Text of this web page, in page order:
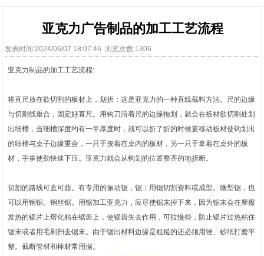
亚克力广告制品的加工工艺流程
发表时间:2024/06/07 18:07:46 浏览次数:1306
亚克力制品的加工工艺流程:
将直尺放在欲切割的板材上，划折：这是亚克力的一种直线截料方法。尺的边缘
与切割线重合，固定好直尺。用钩刀沿着尺的边缘拖划，就会在板材欲切割处划
出细槽，当细槽深度约有一半厚度时，就可以折了折的时候要移动板材使钩划出
的细槽与桌子边缘重合，一只手按着在桌内的板材，另一只手拿着在桌外的板
材，手掌使劲快速下压。亚克力就会从钩划的位置整齐的地折断。
切割的路线可直可曲。有专用的振动锯，锯：用锯切割资料或成型。微型锯，也
可以用钢锯、钢丝锯。用锯加工亚克力，应尽使锯末掉下来，因为锯末会在摩擦
发热的锯片上熔化粘在锯齿上，使锯齿失去作用，可拉慢些，防止锯片过热粘住
锯末或者用毛刷扫去锯末。由于锯出材料边缘是粗糙的还必须用锉、砂纸打磨平
整。截断管材和棒材常用据。